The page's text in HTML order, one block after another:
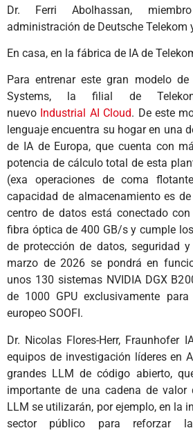
Dr. Ferri Abolhassan,
administración de Deutsche Telekom
En casa, en la fábrica de IA de
Para entrenar este gran modelo de
Systems, la filial de
nuevo Industrial AI Cloud. De este
lenguaje encuentra su hogar en una
de IA de Europa, que cuenta con
potencia de cálculo total de esta
(exa operaciones de coma
capacidad de almacenamiento es
centro de datos está conectado
fibra óptica de 400 GB/s y cumple
de protección de datos, seguridad
marzo de 2026 se pondrá en
unos 130 sistemas NVIDIA DGX
de 1000 GPU exclusivamente
europeo SOOFI.
Dr. Nicolas Flores-Herr, Fraunhofer
equipos de investigación líderes en
grandes LLM de código abierto,
importante de una cadena de valor
LLM se utilizarán, por ejemplo, en la
sector público para reforzar